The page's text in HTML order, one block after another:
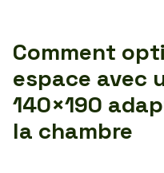
Comment
espace avec
140×190
la chambre